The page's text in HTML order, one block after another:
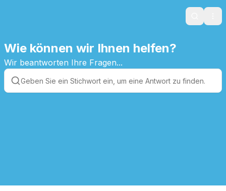
Search
Wie können wir Ihnen helfen?
Wir beantworten Ihre Fragen...